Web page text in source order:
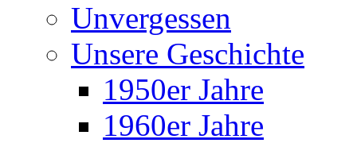
Unvergessen
Unsere Geschichte
1950er Jahre
1960er Jahre